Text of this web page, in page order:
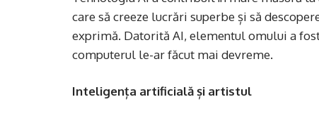
care să creeze lucrări superbe și să
exprimă. Datorită AI, elementul omului a
computerul le-ar făcut mai devreme.
Inteligența artificială și artistul